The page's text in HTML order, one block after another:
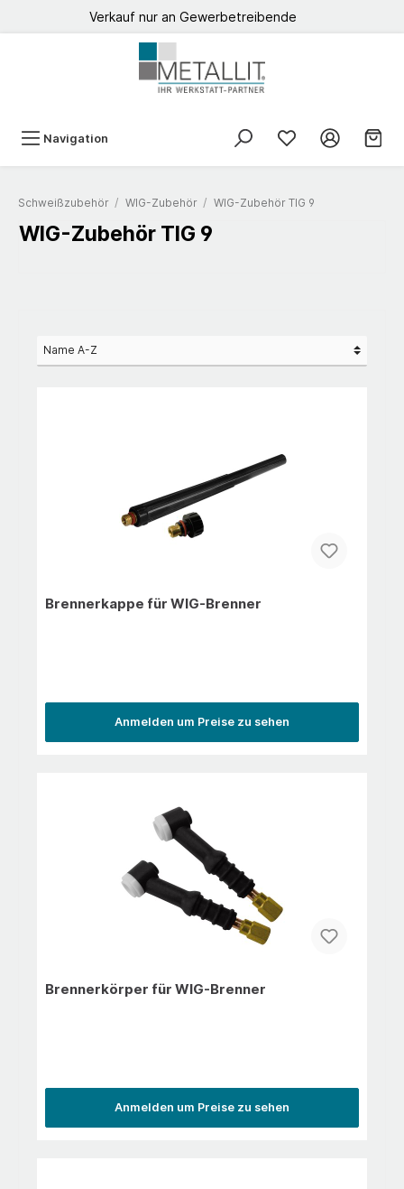
Verkauf nur an Gewerbetreibende
Navigation
Schweißzubehör / WIG-Zubehör / WIG-Zubehör TIG 9
WIG-Zubehör TIG 9
Brennerkappe für WIG-Brenner
Anmelden um Preise zu sehen
Brennerkörper für WIG-Brenner
Anmelden um Preise zu sehen